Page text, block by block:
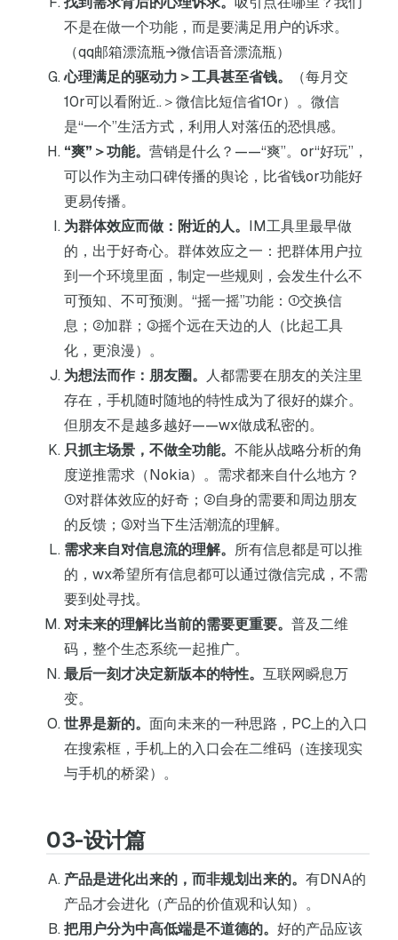
不是在做一个功能，而是要满足用户的诉求。
（qq邮箱漂流瓶→微信语音漂流瓶）
心理满足的驱动力＞工具甚至省钱。
（每月交
10r可以看附近..＞微信比短信省10r）。微信
是“一个”生活方式，利用人对落伍的恐惧感。
“爽”＞功能。营销是什么？——“爽”。or“好玩”，
可以作为主动口碑传播的舆论，比省钱or功能好
更易传播。
为群体效应而做：附近的人。 IM工具里最早做
的，出于好奇心。群体效应之一：把群体用户拉
到一个环境里面，制定一些规则，会发生什么不
可预知、不可预测。“摇一摇”功能：①交换信
息；②加群；③摇个远在天边的人（比起工具
化，更浪漫）。
为想法而作：朋友圈。
人都需要在朋友的关注里
存在，手机随时随地的特性成为了很好的媒介。
但朋友不是越多越好——wx做成私密的。
只抓主场景，不做全功能。不能从战略分析的角
度逆推需求（Nokia）。需求都来自什么地方？
①对群体效应的好奇；②自身的需要和周边朋友
的反馈；③对当下生活潮流的理解。
需求来自对信息流的理解。 所有信息都是可以推
的，wx希望所有信息都可以通过微信完成，不需
要到处寻找。
对未来的理解比当前的需要更重要。普及二维
码，整个生态系统一起推广。
最后一刻才决定新版本的特性。互联网瞬息万
变。
世界是新的。面向未来的一种思路，PC上的入口
在搜索框，手机上的入口会在二维码（连接现实
与手机的桥梁）。
03-设计篇
产品是进化出来的，而非规划出来的。有DNA的
产品才会进化（产品的价值观和认知）。
把用户分为中高低端是不道德的。好的产品应该